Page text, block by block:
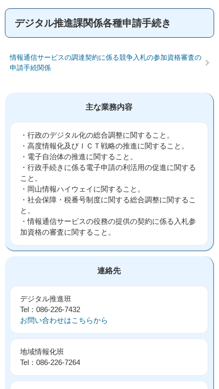
デジタル推進課関係各種申請手続き
情報通信サービスの調達契約に係る競争入札の参加資格審査の
申請手続関係
主な業務内容
・行政のデジタル化の総合調整に関すること。
・高度情報化及びＩＣＴ戦略の推進に関すること。
・電子自治体の推進に関すること。
・行政手続きに係る電子申請の利活用の促進に関する
こと。
・岡山情報ハイウェイに関すること。
・社会保障・税番号制度に関する総合調整に関するこ
と。
・情報通信サービスの役務の提供の契約に係る入札参
加資格の審査に関すること。
連絡先
デジタル推進班
Tel：086-226-7432
お問い合わせはこちらから
地域情報化班
Tel：086-226-7264